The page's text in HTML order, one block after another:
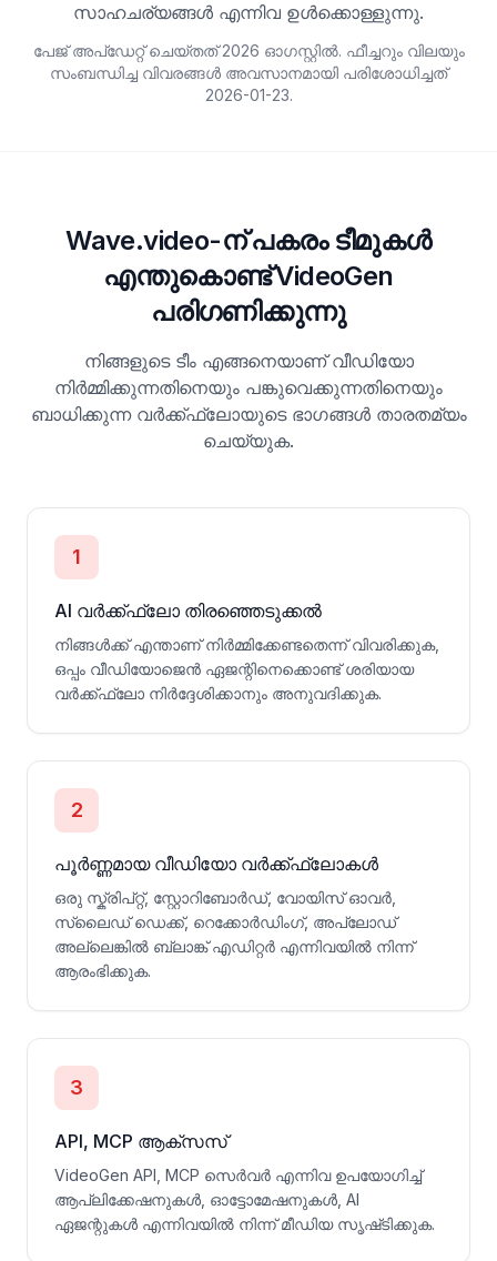
സാഹചര്യങ്ങൾ എന്നിവ ഉൾക്കൊള്ളുന്നു.
പേജ് അപ്ഡേറ്റ് ചെയ്തത് 2026 ഓഗസ്റ്റിൽ. ഫീച്ചറും വിലയും
സംബന്ധിച്ച വിവരങ്ങൾ അവസാനമായി പരിശോധിച്ചത്
2026-01-23.
Wave.video-ന് പകരം ടീമുകൾ
എന്തുകൊണ്ട് VideoGen
പരിഗണിക്കുന്നു
നിങ്ങളുടെ ടീം എങ്ങനെയാണ് വീഡിയോ
നിർമ്മിക്കുന്നതിനെയും പങ്കുവെക്കുന്നതിനെയും
ബാധിക്കുന്ന വർക്ക്ഫ്ലോയുടെ ഭാഗങ്ങൾ താരതമ്യം
ചെയ്യുക.
1
AI വർക്ക്ഫ്ലോ തിരഞ്ഞെടുക്കൽ
നിങ്ങൾക്ക് എന്താണ് നിർമ്മിക്കേണ്ടതെന്ന് വിവരിക്കുക,
ഒപ്പം വീഡിയോജെൻ ഏജന്റിനെക്കൊണ്ട് ശരിയായ
വർക്ക്ഫ്ലോ നിർദ്ദേശിക്കാനും അനുവദിക്കുക.
2
പൂർണ്ണമായ വീഡിയോ വർക്ക്ഫ്ലോകൾ
ഒരു സ്ക്രിപ്റ്റ്, സ്റ്റോറിബോർഡ്, വോയിസ് ഓവർ,
സ്ലൈഡ് ഡെക്ക്, റെക്കോർഡിംഗ്, അപ്‌ലോഡ്
അല്ലെങ്കിൽ ബ്ലാങ്ക് എഡിറ്റർ എന്നിവയിൽ നിന്ന്
ആരംഭിക്കുക.
3
API, MCP ആക്സസ്
VideoGen API, MCP സെർവർ എന്നിവ ഉപയോഗിച്ച്
ആപ്ലിക്കേഷനുകൾ, ഓട്ടോമേഷനുകൾ, AI
ഏജന്റുകൾ എന്നിവയിൽ നിന്ന് മീഡിയ സൃഷ്‌ടിക്കുക.